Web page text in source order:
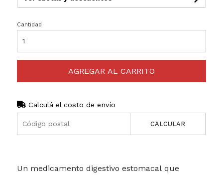
Cantidad
AGREGAR AL CARRITO
Calculá el costo de envío
CALCULAR
Un medicamento digestivo estomacal que